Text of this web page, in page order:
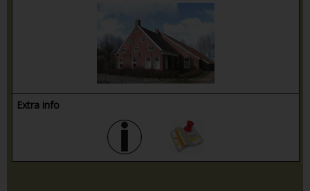
Extra info